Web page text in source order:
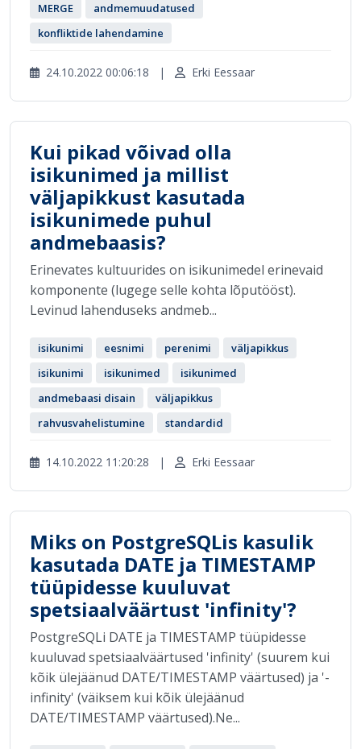
MERGE
andmemuudatused
konfliktide lahendamine
24.10.2022 00:06:18 | Erki Eessaar
Kui pikad võivad olla
isikunimed ja millist
väljapikkust kasutada
isikunimede puhul
andmebaasis?
Erinevates kultuurides on isikunimedel erinevaid
komponente (lugege selle kohta lõputööst).
Levinud lahenduseks andmeb...
isikunimi eesnimi perenimi
väljapikkus
isikunimi
isikunimed
isikunimed
andmebaasi disain
väljapikkus
rahvusvahelistumine
standardid
14.10.2022 11:20:28 | Erki Eessaar
Miks on PostgreSQLis kasulik
kasutada DATE ja TIMESTAMP
tüüpidesse kuuluvat
spetsiaalväärtust 'infinity'?
PostgreSQLi DATE ja TIMESTAMP tüüpidesse
kuuluvad spetsiaalväärtused 'infinity' (suurem kui
kõik ülejäänud DATE/TIMESTAMP väärtused) ja '-
infinity' (väiksem kui kõik ülejäänud
DATE/TIMESTAMP väärtused).Ne...